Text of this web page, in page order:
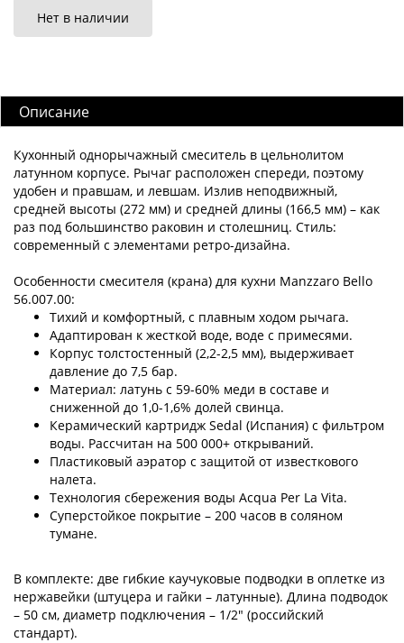
Нет в наличии
Описание
Кухонный однорычажный смеситель в цельнолитом
латунном корпусе. Рычаг расположен спереди, поэтому
удобен и правшам, и левшам. Излив неподвижный,
средней высоты (272 мм) и средней длины (166,5 мм) – как
раз под большинство раковин и столешниц. Стиль:
современный с элементами ретро-дизайна.
Особенности смесителя (крана) для кухни Manzzaro Bello
56.007.00:
Тихий и комфортный, с плавным ходом рычага.
Адаптирован к жесткой воде, воде с примесями.
Корпус толстостенный (2,2-2,5 мм), выдерживает
давление до 7,5 бар.
Материал: латунь c 59-60% меди в составе и
сниженной до 1,0-1,6% долей свинца.
Керамический картридж Sedal (Испания) с фильтром
воды. Рассчитан на 500 000+ открываний.
Пластиковый аэратор с защитой от известкового
налета.
Технология сбережения воды Acqua Per La Vita.
Суперстойкое покрытие – 200 часов в соляном
тумане.
В комплекте: две гибкие каучуковые подводки в оплетке из
нержавейки (штуцера и гайки – латунные). Длина подводок
– 50 см, диаметр подключения – 1/2″ (российский
стандарт).